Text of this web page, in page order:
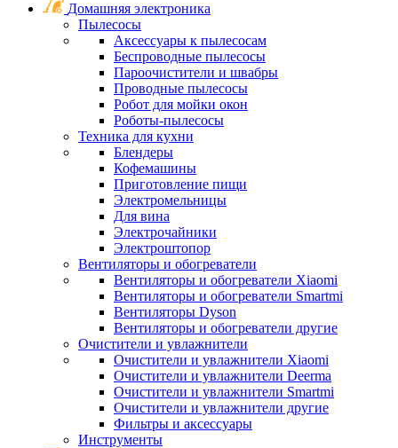
Домашняя электроника
Пылесосы
Аксессуары к пылесосам
Беспроводные пылесосы
Пароочистители и швабры
Проводные пылесосы
Робот для мойки окон
Роботы-пылесосы
Техника для кухни
Блендеры
Кофемашины
Приготовление пищи
Электромельницы
Для вина
Электрочайники
Электроштопор
Вентиляторы и обогреватели
Вентиляторы и обогреватели Xiaomi
Вентиляторы и обогреватели Smartmi
Вентиляторы Dyson
Вентиляторы и обогреватели другие
Очистители и увлажнители
Очистители и увлажнители Xiaomi
Очистители и увлажнители Deerma
Очистители и увлажнители Smartmi
Очистители и увлажнители другие
Фильтры и аксессуары
Инструменты